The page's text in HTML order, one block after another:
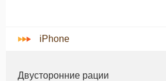
многих случаях вы можете
iPhone
Двусторонние рации